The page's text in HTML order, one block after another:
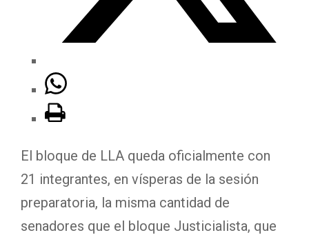
El bloque de LLA queda oficialmente con
21 integrantes, en vísperas de la sesión
preparatoria, la misma cantidad de
senadores que el bloque Justicialista, que